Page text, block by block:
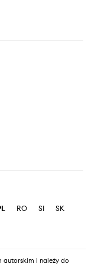
RO SI
SK
autorskim i należy do